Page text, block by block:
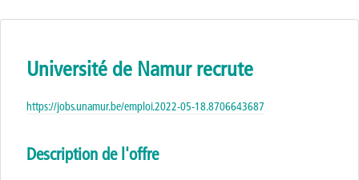
Université de Namur recrute
https://jobs.unamur.be/emploi.2022-05-18.8706643687
Description de l'offre